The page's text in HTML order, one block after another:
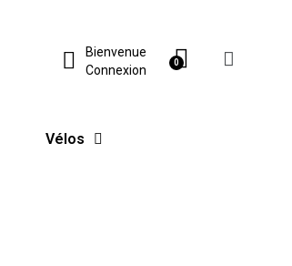
Bienvenue
Connexion
Vélos